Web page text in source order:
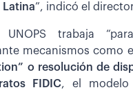
Latina”, indicó el
trabaja
mecanismos como
o resolución de
FIDIC, el modelo